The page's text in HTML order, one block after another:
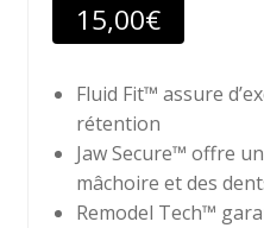
15,00€
Fluid Fit™ assure
rétention
Jaw Secure™ offre
mâchoire et des
Remodel Tech™